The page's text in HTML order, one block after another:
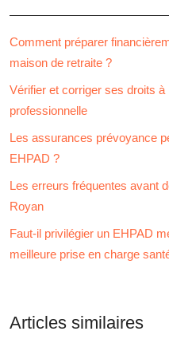
Comment préparer
maison de retraite ?
Vérifier et corriger ses droits
professionnelle
Les assurances prévoyance
EHPAD ?
Les erreurs fréquentes avant
Royan
Faut-il privilégier un EHPAD
meilleure prise en charge
Articles similaires